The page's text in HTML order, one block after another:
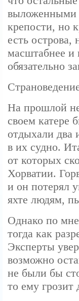
выложенными
крепости, но
есть
масштабнее и
обязательно
На прошлой
своем катере
отдыхали два
в их судно.
от которых
Хорватии.
и он потерял
яхте людям,
Однако по
тогда как
Эксперты
возможно
не были бы
то ему